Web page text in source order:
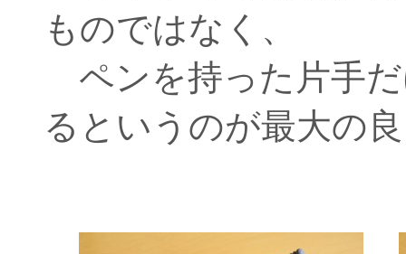
ものではなく、
ペンを持った片手
るというのが最大の